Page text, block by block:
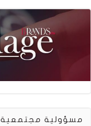
مسؤولية مجتمعية